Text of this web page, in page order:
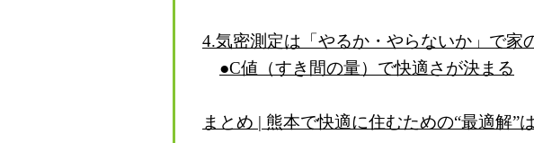
4.気密測定は「やるか・やらないか」で家
●C値（すき間の量）で快適さが決まる
まとめ | 熊本で快適に住むための“最適解”